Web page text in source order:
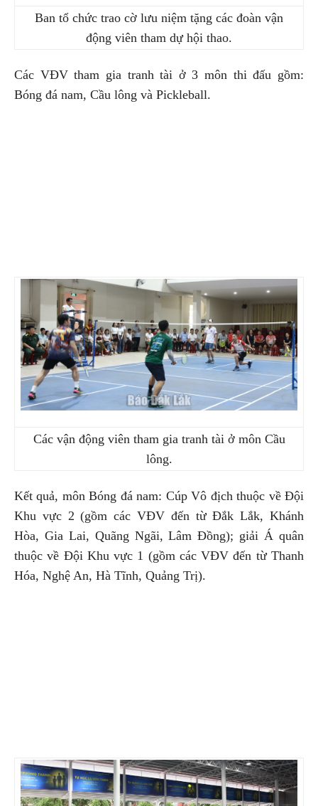
Ban tổ chức trao cờ lưu niệm tặng các đoàn vận
động viên tham dự hội thao.
Các VĐV tham gia tranh tài ở 3 môn thi đấu gồm:
Bóng đá nam, Cầu lông và Pickleball.
Các vận động viên tham gia tranh tài ở môn Cầu
lông.
Kết quả, môn Bóng đá nam: Cúp Vô địch thuộc về Đội
Khu vực 2 (gồm các VĐV đến từ Đắk Lắk, Khánh
Hòa, Gia Lai, Quãng Ngãi, Lâm Đồng); giải Á quân
thuộc về Đội Khu vực 1 (gồm các VĐV đến từ Thanh
Hóa, Nghệ An, Hà Tĩnh, Quảng Trị).